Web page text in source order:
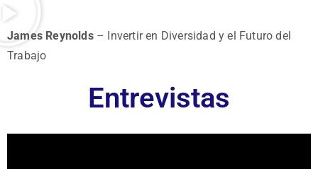
James Reynolds– Invertir en Diversidad y el Futuro del
Trabajo
Entrevistas